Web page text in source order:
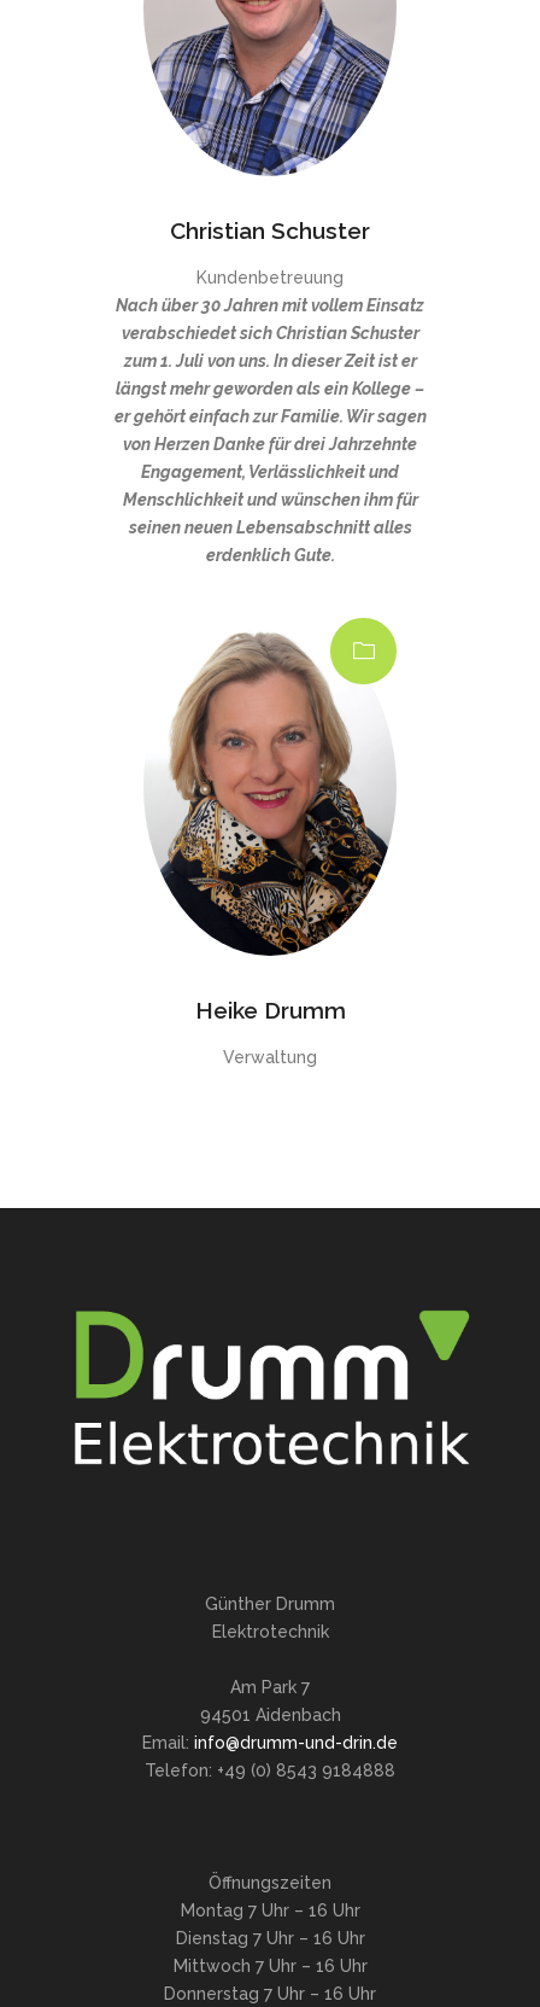
Christian Schuster
Kundenbetreuung
Nach über 30 Jahren mit vollem Einsatz
verabschiedet sich Christian Schuster
zum 1. Juli von uns. In dieser Zeit ist er
längst mehr geworden als ein Kollege –
er gehört einfach zur Familie. Wir sagen
von Herzen Danke für drei Jahrzehnte
Engagement, Verlässlichkeit und
Menschlichkeit und wünschen ihm für
seinen neuen Lebensabschnitt alles
erdenklich Gute.
Heike Drumm
Verwaltung
Günther Drumm
Elektrotechnik
Am Park 7
94501 Aidenbach
Email: info@drumm-und-drin.de
Telefon: +49 (0) 8543 9184888
Öffnungszeiten
Montag 7 Uhr – 16 Uhr
Dienstag 7 Uhr – 16 Uhr
Mittwoch 7 Uhr – 16 Uhr
Donnerstag 7 Uhr – 16 Uhr